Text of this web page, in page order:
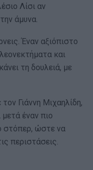
Λίσι αν
άμυνα.
Έναν αξιόπιστο
και
τη δουλειά, με
Γιάννη Μιχαηλίδη,
έναν πιο
στόπερ, ώστε να
περιστάσεις.